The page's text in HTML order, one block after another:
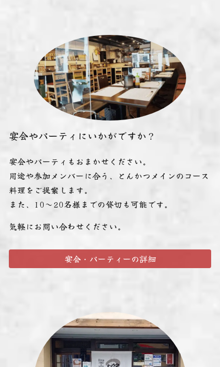
宴会やパーティにいかがですか？
宴会やパーティもおまかせください。
用途や参加メンバーに合う、とんかつメインのコース
料理をご提案します。
また、10～20名様までの貸切も可能です。
気軽にお問い合わせください。
宴会・パーティーの詳細